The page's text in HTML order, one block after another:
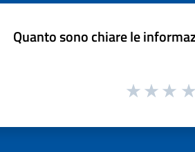
Quanto sono chiare le